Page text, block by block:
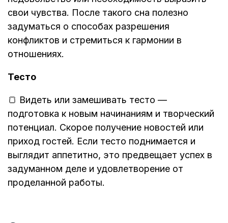
свои чувства. После такого сна полезно
задуматься о способах разрешения
конфликтов и стремиться к гармонии в
отношениях.
Тесто
🍞 Видеть или замешивать тесто —
подготовка к новым начинаниям и творческий
потенциал. Скорое получение новостей или
приход гостей. Если тесто поднимается и
выглядит аппетитно, это предвещает успех в
задуманном деле и удовлетворение от
проделанной работы.